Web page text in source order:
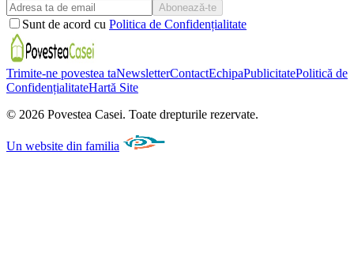
Abonează-te
Sunt de acord cu Politica de Confidențialitate
Trimite-ne povestea taNewsletterContactEchipaPublicitatePolitică de
ConfidențialitateHartă Site
© 2026 Povestea Casei. Toate drepturile rezervate.
Un website din familia